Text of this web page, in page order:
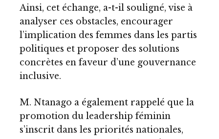
Ainsi, cet échange, a-t-il souligné, vise à
analyser ces obstacles, encourager
l’implication des femmes dans les partis
politiques et proposer des solutions
concrètes en faveur d’une gouvernance
inclusive.
M. Ntanago a également rappelé que la
promotion du leadership féminin
s’inscrit dans les priorités nationales,